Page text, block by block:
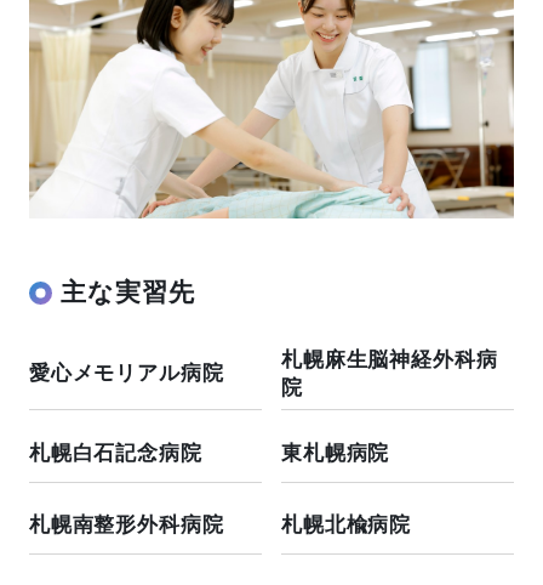
主な実習先
愛心メモリアル病院
札幌麻生脳神経外科病
院
札幌白石記念病院 東札幌病院
札幌南整形外科病院 札幌北楡病院